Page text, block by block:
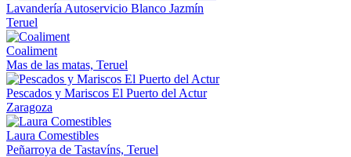
Lavandería Autoservicio Blanco Jazmín
Teruel
Coaliment
Mas de las matas, Teruel
Pescados y Mariscos El Puerto del Actur
Zaragoza
Laura Comestibles
Peñarroya de Tastavíns, Teruel